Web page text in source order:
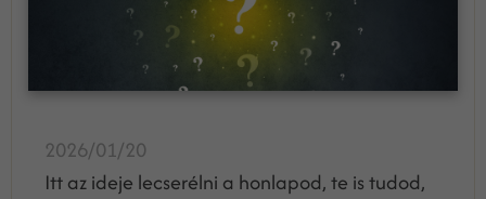
2026/01/20
Itt az ideje lecserélni a honlapod, te is tudod,